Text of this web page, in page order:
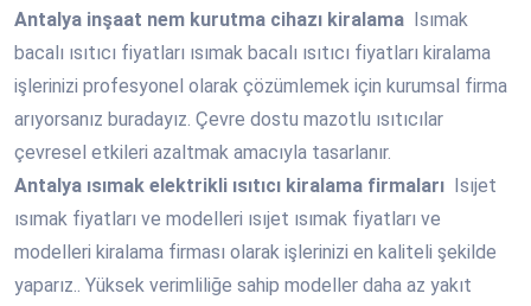
Antalya inşaat nem kurutma cihazı kiralama
Isımak
bacalı ısıtıcı fiyatları ısımak bacalı ısıtıcı fiyatları kiralama
işlerinizi profesyonel olarak çözümlemek için kurumsal firma
arıyorsanız buradayız. Çevre dostu mazotlu ısıtıcılar
çevresel etkileri azaltmak amacıyla tasarlanır.
Antalya ısımak elektrikli ısıtıcı kiralama firmaları
Isıjet
ısımak fiyatları ve modelleri ısıjet ısımak fiyatları ve
modelleri kiralama firması olarak işlerinizi en kaliteli şekilde
yaparız.. Yüksek verimliliğe sahip modeller daha az yakıt